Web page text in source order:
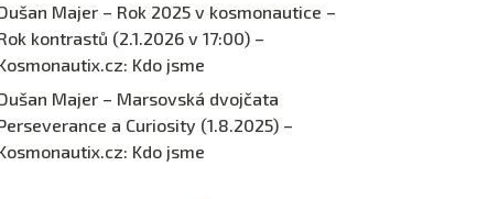
Majer – Rok 2025 v kosmonautice –
kontrastů (2.1.2026 v 17:00) –
: Kdo jsme
Majer – Marsovská dvojčata
a Curiosity (1.8.2025) –
: Kdo jsme